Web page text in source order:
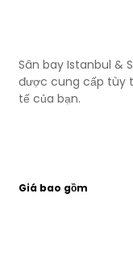
Sân bay Istanbul &
được cung cấp tùy
tế của bạn.
Giá bao gồm